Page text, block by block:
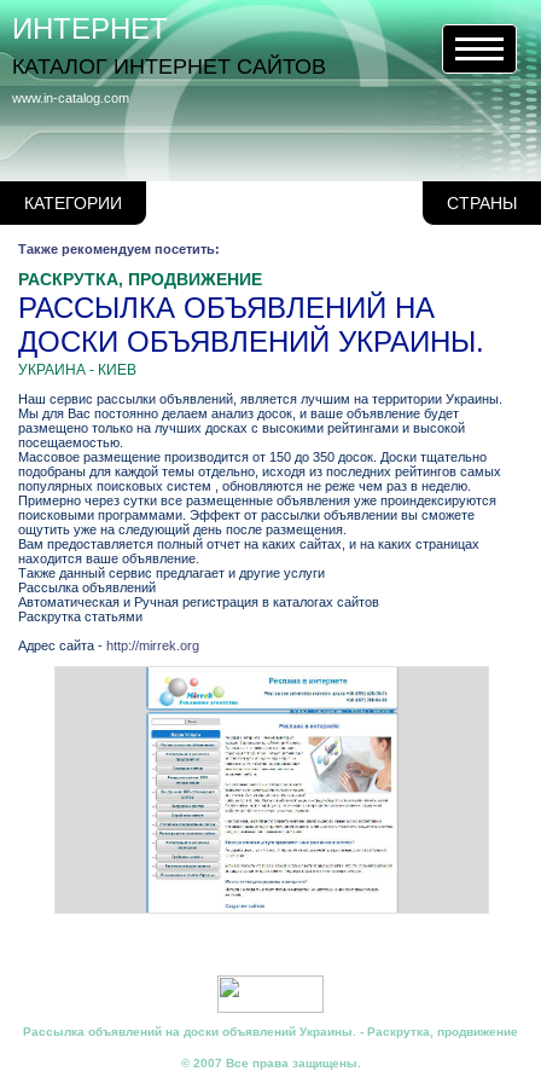
КАТЕГОРИИ СТРАНЫ
www.in-catalog.com
ИНТЕРНЕТ
КАТАЛОГ ИНТЕРНЕТ САЙТОВ
Также рекомендуем посетить:
РАСКРУТКА, ПРОДВИЖЕНИЕ
РАССЫЛКА ОБЪЯВЛЕНИЙ НА
ДОСКИ ОБЪЯВЛЕНИЙ УКРАИНЫ.
УКРАИНА - КИЕВ
Наш сервис рассылки объявлений, является лучшим на территории Украины.
Мы для Вас постоянно делаем анализ досок, и ваше объявление будет
размещено только на лучших досках с высокими рейтингами и высокой
посещаемостью.
Массовое размещение производится от 150 до 350 досок. Доски тщательно
подобраны для каждой темы отдельно, исходя из последних рейтингов самых
популярных поисковых систем , обновляются не реже чем раз в неделю.
Примерно через сутки все размещенные объявления уже проиндексируются
поисковыми программами. Эффект от рассылки объявлении вы сможете
ощутить уже на следующий день после размещения.
Вам предоставляется полный отчет на каких сайтах, и на каких страницах
находится ваше объявление.
Также данный сервис предлагает и другие услуги
Рассылка объявлений
Автоматическая и Ручная регистрация в каталогах сайтов
Раскрутка статьями
Адрес сайта - http://mirrek.org
Рассылка объявлений на доски объявлений Украины. - Раскрутка, продвижение
© 2007 Все права защищены.